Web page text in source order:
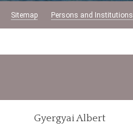
Sitemap Persons and Institutions
Gyergyai Albert